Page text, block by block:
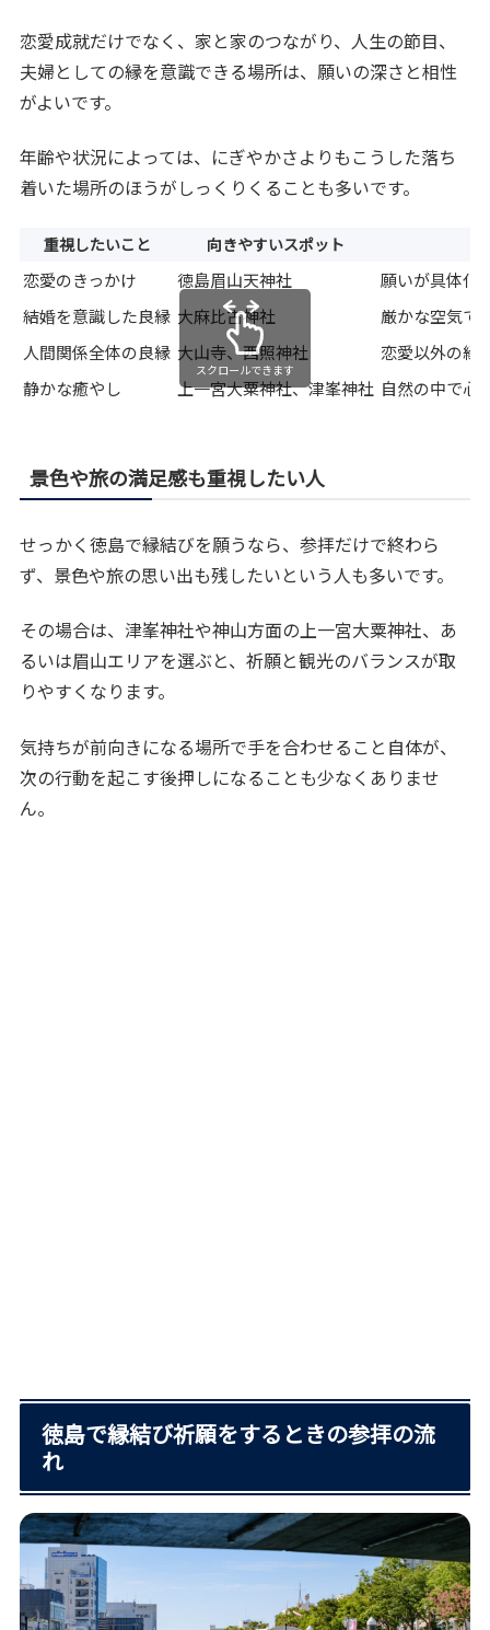
恋愛成就だけでなく、家と家のつながり、人生の節目、
夫婦としての縁を意識できる場所は、願いの深さと相性
がよいです。
年齢や状況によっては、にぎやかさよりもこうした落ち
着いた場所のほうがしっくりくることも多いです。
重視したいこと 向きやすいスポット
恋愛のきっかけ 徳島眉山天神社
願いが具体化
結婚を意識した良縁 大麻比古神社
厳かな空気で
人間関係全体の良縁 大山寺、西照神社
恋愛以外の縁
静かな癒やし
上一宮大粟神社、津峯神社 自然の中で心
スクロールできます
景色や旅の満足感も重視したい人
せっかく徳島で縁結びを願うなら、参拝だけで終わら
ず、景色や旅の思い出も残したいという人も多いです。
その場合は、津峯神社や神山方面の上一宮大粟神社、あ
るいは眉山エリアを選ぶと、祈願と観光のバランスが取
りやすくなります。
気持ちが前向きになる場所で手を合わせること自体が、
次の行動を起こす後押しになることも少なくありませ
ん。
徳島で縁結び祈願をするときの参拝の流
れ